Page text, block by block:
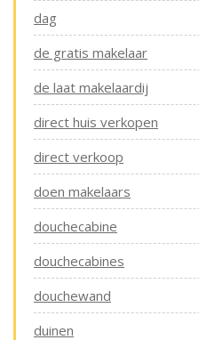
dag
de gratis makelaar
de laat makelaardij
direct huis verkopen
direct verkoop
doen makelaars
douchecabine
douchecabines
douchewand
duinen